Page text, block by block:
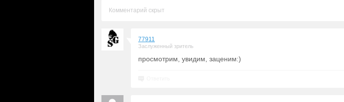
Комментарий скрыт
77911
Заслуженный зритель
просмотрим, увидим, заценим:)